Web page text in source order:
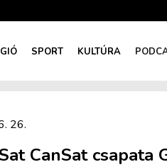
SPORT KULTÚRA
26.
CanSat csapata